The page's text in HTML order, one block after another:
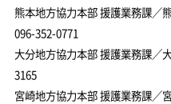
熊本地方協力本部 援護業務課／
096-352-0771
大分地方協力本部 援護業務課／
3165
宮崎地方協力本部 援護業務課／